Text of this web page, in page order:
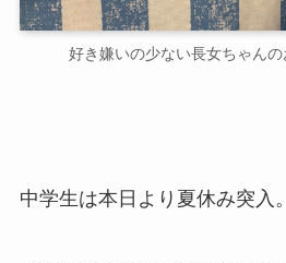
好き嫌いの少ない長女ちゃん
中学生は本日より夏休み突入。